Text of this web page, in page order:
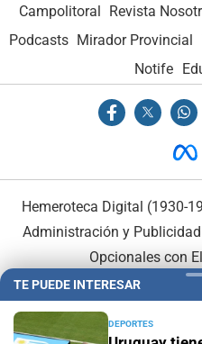
Campolitoral Revista
Podcasts Mirador Provincial
Notife
Hemeroteca Digital (1930-
Administración y Publicidad
Opcionales con
TE PUEDE INTERESAR
DEPORTES